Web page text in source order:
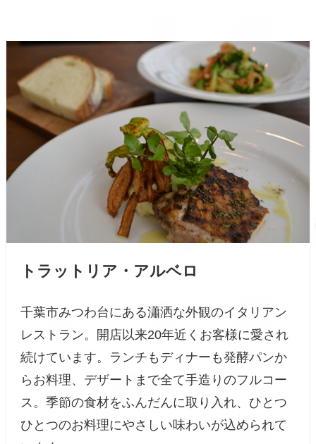
トラットリア・アルベロ
千葉市みつわ台にある瀟洒な外観のイタリアン
レストラン。開店以来20年近くお客様に愛され
続けています。ランチもディナーも発酵パンか
らお料理、デザートまで全て手造りのフルコー
ス。季節の食材をふんだんに取り入れ、ひとつ
ひとつのお料理にやさしい味わいが込められて